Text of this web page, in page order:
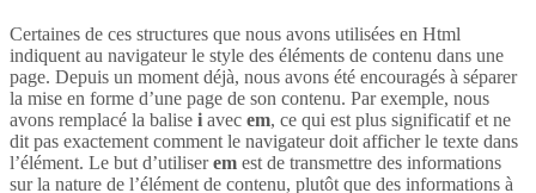
Certaines de ces structures que nous avons utilisées en Html
indiquent au navigateur le style des éléments de contenu dans une
page. Depuis un moment déjà, nous avons été encouragés à séparer
la mise en forme d’une page de son contenu. Par exemple, nous
avons remplacé la balise i avec em, ce qui est plus significatif et ne
dit pas exactement comment le navigateur doit afficher le texte dans
l’élément. Le but d’utiliserem est de transmettre des informations
sur la nature de l’élément de contenu, plutôt que des informations à